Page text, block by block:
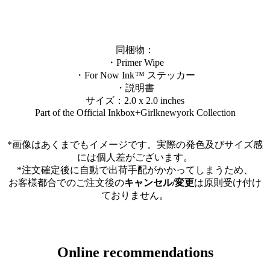
同梱物：
・Primer Wipe
・For Now Ink ™ ステッカー
・説明書
サイズ：2.0 x 2.0 inches
Part of the Official Inkbox+Girlknewyork Collection
*画像はあくまでもイメージです。実際の発色及びサイズ感
には個人差がございます。
*注文確定後に自動で出荷手配がかかってしまうため、
お客様都合でのご注文後のキャンセル/変更は原則受け付け
ておりません。
Online recommendations